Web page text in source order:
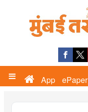
App ePaper